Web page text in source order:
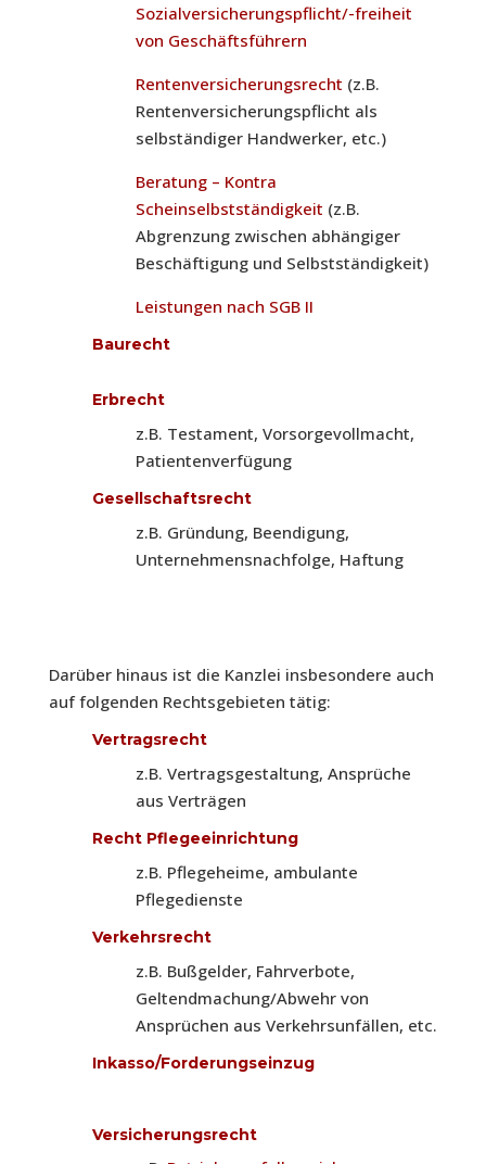
Sozialversicherungspflicht/-freiheit
von Geschäftsführern
Rentenversicherungsrecht (z.B.
Rentenversicherungspflicht als
selbständiger Handwerker, etc.)
Beratung – Kontra
Scheinselbstständigkeit (z.B.
Abgrenzung zwischen abhängiger
Beschäftigung und Selbstständigkeit)
Leistungen nach SGB II
Baurecht
Erbrecht
z.B. Testament, Vorsorgevollmacht,
Patientenverfügung
Gesellschaftsrecht
z.B. Gründung, Beendigung,
Unternehmensnachfolge, Haftung
Darüber hinaus ist die Kanzlei insbesondere auch
auf folgenden Rechtsgebieten tätig:
Vertragsrecht
z.B. Vertragsgestaltung, Ansprüche
aus Verträgen
Recht Pflegeeinrichtung
z.B. Pflegeheime, ambulante
Pflegedienste
Verkehrsrecht
z.B. Bußgelder, Fahrverbote,
Geltendmachung/Abwehr von
Ansprüchen aus Verkehrsunfällen, etc.
Inkasso/Forderungseinzug
Versicherungsrecht